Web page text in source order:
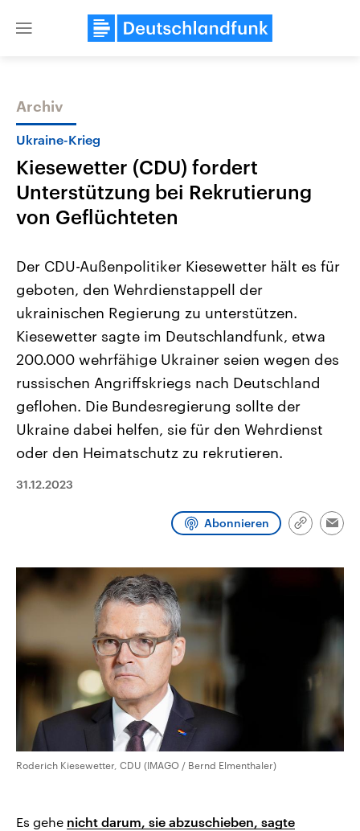
Close
Themen
2026
Alle Informationen
Sachsen-Anhalt wählt am 6.
September 2026 einen neuen
Landtag. Seit 2021 wird das
Bundesland von einer Koalition aus
CDU, SPD und FDP regiert.-
Umfragen, Prognosen,
und Hintergründe zu den Parteien
und Kandidaten der anstehenden
Wahl.
Aktuelle Beiträge,
Hintergründe
Wirtschaftlich und
gehören die Vereinigten
den mächtigsten Ländern
mit großem Einfluss auf
aktuelle Weltgeschehen.
Sendungen Programm Podcasts
Audio-Archiv
Archiv
Ukraine-Krieg
Kiesewetter (CDU) fordert
Unterstützung bei Rekrutierung
von Geflüchteten
Der CDU-Außenpolitiker Kiesewetter hält es für
geboten, den Wehrdienstappell der
ukrainischen Regierung zu unterstützen.
Kiesewetter sagte im Deutschlandfunk, etwa
200.000 wehrfähige Ukrainer seien wegen des
russischen Angriffskriegs nach Deutschland
geflohen. Die Bundesregierung sollte der
Ukraine dabei helfen, sie für den Wehrdienst
oder den Heimatschutz zu rekrutieren.
31.12.2023
Abonnieren
Link
Roderich Kiesewetter, CDU (IMAGO / Bernd Elmenthaler)
Es gehe nicht darum, sie abzuschieben, sagte